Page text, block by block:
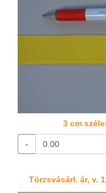
3 cm
-
Törzsvásárl. ár, v.